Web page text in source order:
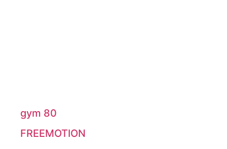
gym 80
FREEMOTION